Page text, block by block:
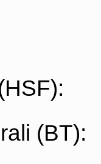
(BT):